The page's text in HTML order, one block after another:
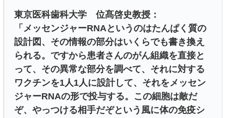
東京医科歯科大学 位髙啓史教授：
「メッセンジャーRNAというのはたんぱく質の
設計図、その情報の部分はいくらでも書き換え
られる。ですから患者さんのがん組織を直接と
って、その異常な部分を調べて、それに対する
ワクチンを1人1人に設計して、それをメッセン
ジャーRNAの形で投与する。この細胞は敵だ
ぞ、やっつける相手だぞという風に体の免疫シ